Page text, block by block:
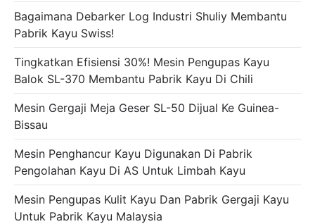
Bagaimana Debarker Log Industri Shuliy Membantu
Pabrik Kayu Swiss!
Tingkatkan Efisiensi 30%! Mesin Pengupas Kayu
Balok SL-370 Membantu Pabrik Kayu Di Chili
Mesin Gergaji Meja Geser SL-50 Dijual Ke Guinea-
Bissau
Mesin Penghancur Kayu Digunakan Di Pabrik
Pengolahan Kayu Di AS Untuk Limbah Kayu
Mesin Pengupas Kulit Kayu Dan Pabrik Gergaji Kayu
Untuk Pabrik Kayu Malaysia